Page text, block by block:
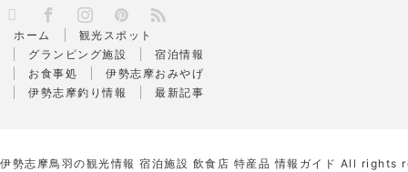
FacebookInstagramPinterest
RSS
ホーム
観光スポット
グランピング施設
宿泊情報
お食事処
伊勢志摩おみやげ
伊勢志摩釣り情報
最新記事
伊勢志摩鳥羽の観光情報 宿泊施設 飲食店 特産品 情報ガイド All rights